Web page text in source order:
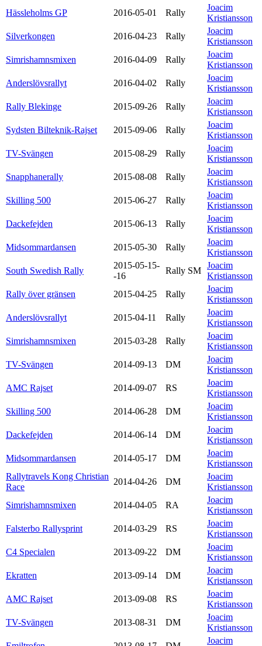
Hässleholms GP
2016-05-01 Rally
Joacim
Kristiansson
Silverkongen
2016-04-23 Rally
Joacim
Kristiansson
Simrishamnsmixen
2016-04-09 Rally
Joacim
Kristiansson
Anderslövsrallyt
2016-04-02 Rally
Joacim
Kristiansson
Rally Blekinge
2015-09-26 Rally
Joacim
Kristiansson
Sydsten Bilteknik-Rajset
2015-09-06 Rally
Joacim
Kristiansson
TV-Svängen
2015-08-29 Rally
Joacim
Kristiansson
Snapphanerally
2015-08-08 Rally
Joacim
Kristiansson
Skilling 500
2015-06-27 Rally
Joacim
Kristiansson
Dackefejden
2015-06-13 Rally
Joacim
Kristiansson
Midsommardansen
2015-05-30 Rally
Joacim
Kristiansson
South Swedish Rally
2015-05-15-
-16
Rally SM
Joacim
Kristiansson
Rally över gränsen
2015-04-25 Rally
Joacim
Kristiansson
Anderslövsrallyt
2015-04-11 Rally
Joacim
Kristiansson
Simrishamnsmixen
2015-03-28 Rally
Joacim
Kristiansson
TV-Svängen
2014-09-13 DM
Joacim
Kristiansson
AMC Rajset
2014-09-07 RS
Joacim
Kristiansson
Skilling 500
2014-06-28 DM
Joacim
Kristiansson
Dackefejden
2014-06-14 DM
Joacim
Kristiansson
Midsommardansen
2014-05-17 DM
Joacim
Kristiansson
Rallytravels Kong Christian
Race
2014-04-26 DM
Joacim
Kristiansson
Simrishamnsmixen
2014-04-05 RA
Joacim
Kristiansson
Falsterbo Rallysprint
2014-03-29 RS
Joacim
Kristiansson
C4 Specialen
2013-09-22 DM
Joacim
Kristiansson
Ekratten
2013-09-14 DM
Joacim
Kristiansson
AMC Rajset
2013-09-08 RS
Joacim
Kristiansson
TV-Svängen
2013-08-31 DM
Joacim
Kristiansson
Joacim